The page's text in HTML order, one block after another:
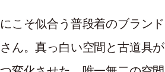
こそ似合う普段着のブラン
ん。真っ白い空間と古道具